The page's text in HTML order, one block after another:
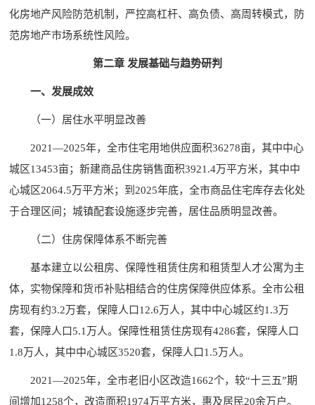
化房地产风险防范机制，严控高杠杆、高负债、高周转模式，防
范房地产市场系统性风险。
第二章 发展基础与趋势研判
一、发展成效
（一）居住水平明显改善
2021—2025年，全市住宅用地供应面积36278亩，其中中心
城区13453亩；新建商品住房销售面积3921.4万平方米，其中中
心城区2064.5万平方米；到2025年底，全市商品住宅库存去化处
于合理区间；城镇配套设施逐步完善，居住品质明显改善。
（二）住房保障体系不断完善
基本建立以公租房、保障性租赁住房和租赁型人才公寓为主
体，实物保障和货币补贴相结合的住房保障供应体系。全市公租
房现有约3.2万套，保障人口12.6万人，其中中心城区约1.3万
套，保障人口5.1万人。保障性租赁住房现有4286套，保障人口
1.8万人，其中中心城区3520套，保障人口1.5万人。
2021—2025年，全市老旧小区改造1662个，较“十三五”期
间增加1258个，改造面积1974万平方米，惠及居民20余万户。